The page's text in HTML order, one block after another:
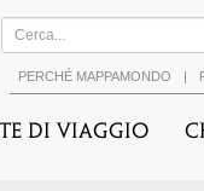
PERCHÉ MAPPAMONDO |
di viaggio